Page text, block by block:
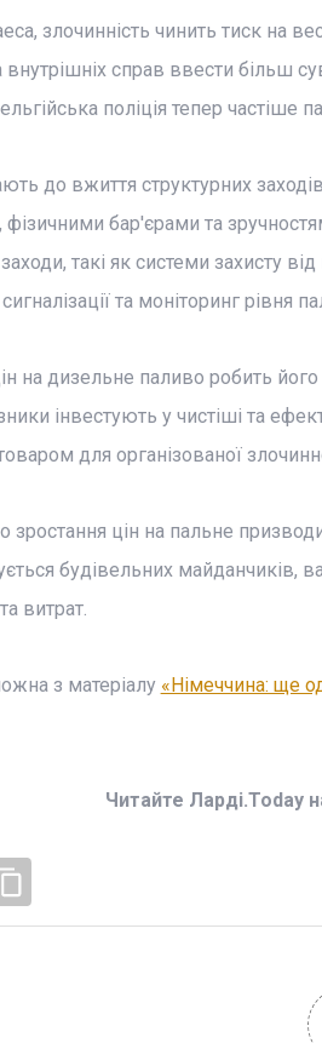
злочинність чинить тиск на
внутрішніх справ ввести більш
поліція тепер частіше
до вжиття структурних
бар'єрами та
заходи, такі як системи
та моніторинг
на дизельне паливо робить
інвестують у чистіші та
для організованої
зростання цін на пальне
будівельних майданчиків,
витрат.
з матеріалу «Німеччина: ще
Читайте Ларді.Today